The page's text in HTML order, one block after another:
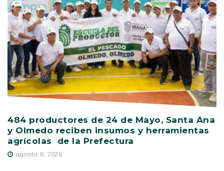
484 productores de 24 de Mayo, Santa Ana
y Olmedo reciben insumos y herramientas
agrícolas de la Prefectura
agosto 6, 2026